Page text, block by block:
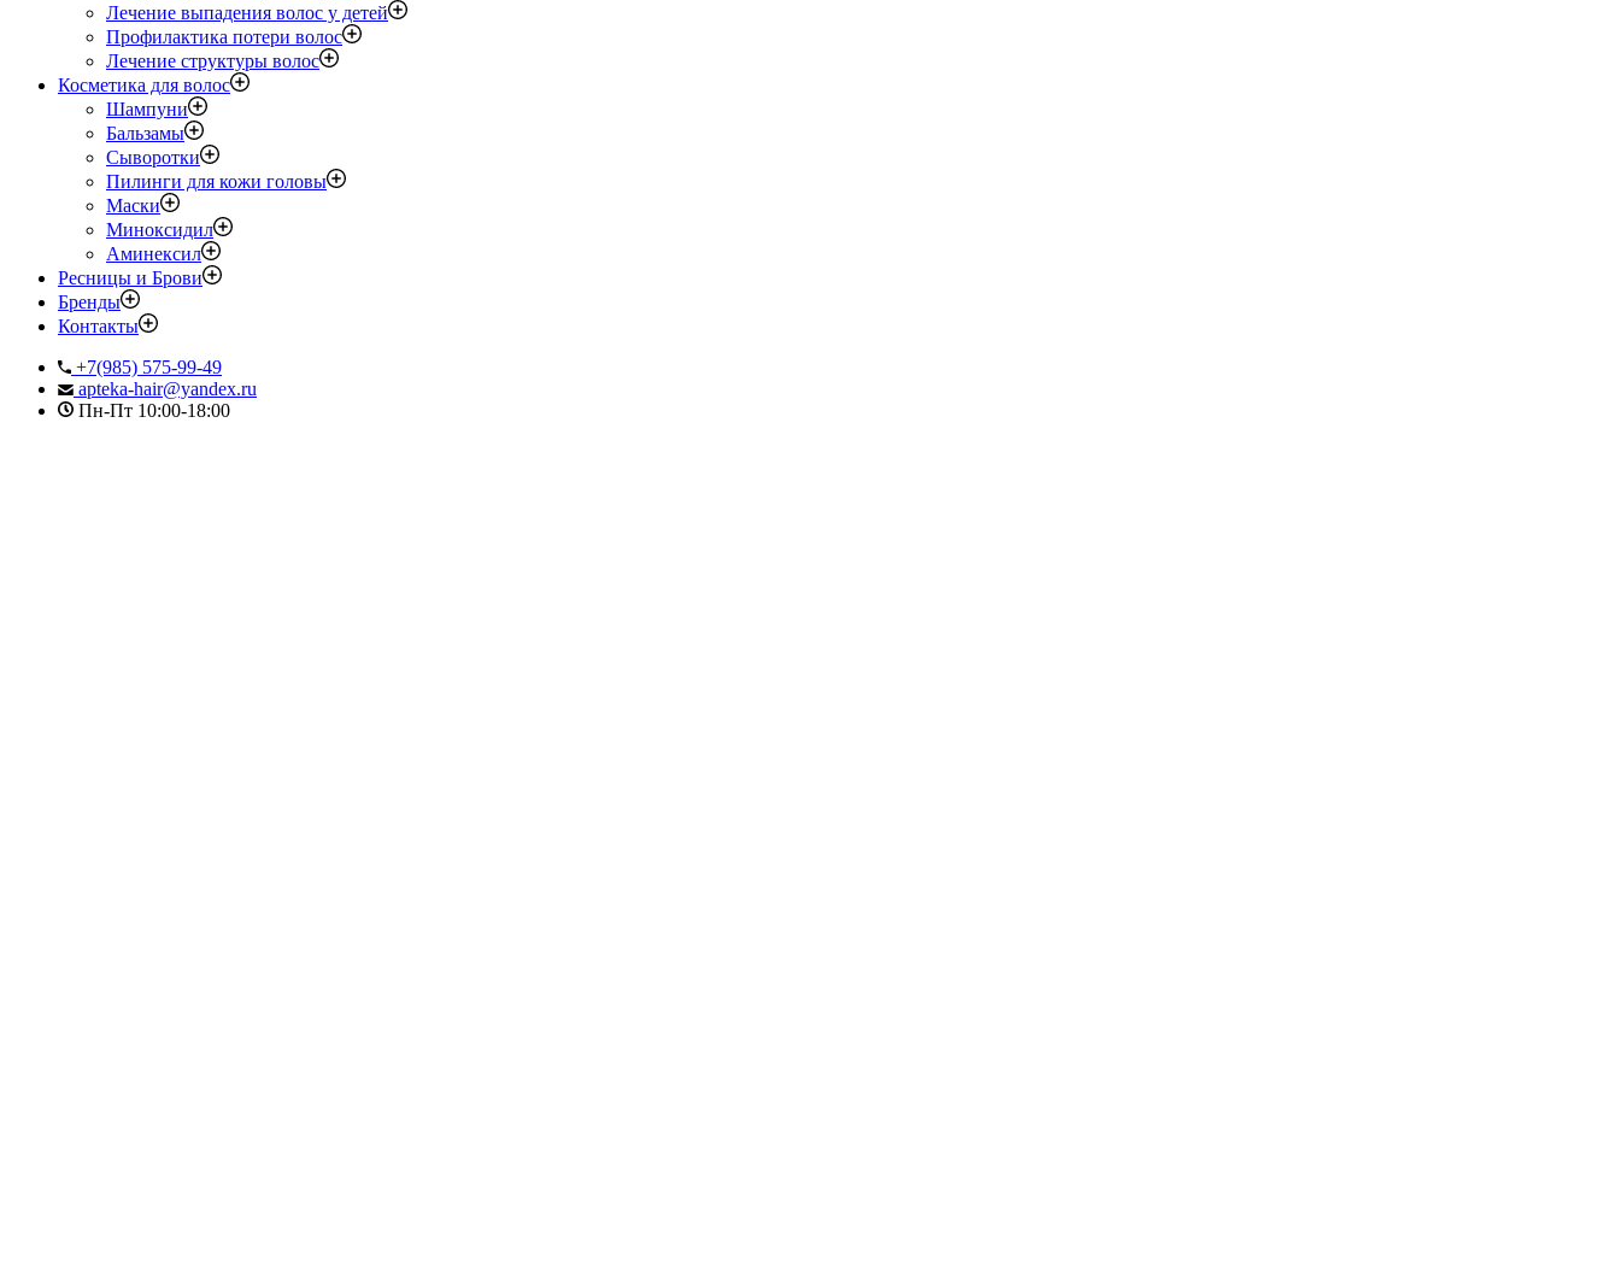
Лечение выпадения волос у детей
Профилактика потери волос
Лечение структуры волос
Косметика для волос
Шампуни
Бальзамы
Сыворотки
Пилинги для кожи головы
Маски
Миноксидил
Аминексил
Ресницы и Брови
Бренды
Контакты
+7(985) 575-99-49
apteka-hair@yandex.ru
Пн-Пт 10:00-18:00